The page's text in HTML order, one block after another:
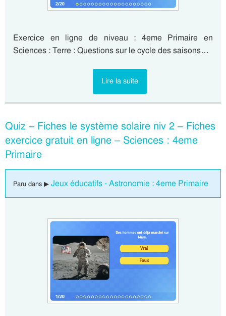
Exercice en ligne de niveau : 4eme Primaire en
Sciences : Terre : Questions sur le cycle des saisons…
Lire la suite
Quiz – Fiches le système solaire niv 2 – Fiches
exercice gratuit en ligne – Sciences : 4eme
Primaire
Paru dans ▶ Jeux éducatifs - Astronomie : 4eme Primaire